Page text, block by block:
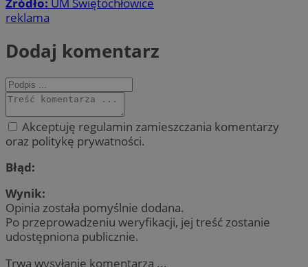
Źródło: UM Świętochłowice
reklama
Dodaj komentarz
Akceptuję regulamin zamieszczania komentarzy
oraz politykę prywatności.
Błąd:
Wynik:
Opinia została pomyślnie dodana.
Po przeprowadzeniu weryfikacji, jej treść zostanie
udostępniona publicznie.
Trwa wysyłanie komentarza ...